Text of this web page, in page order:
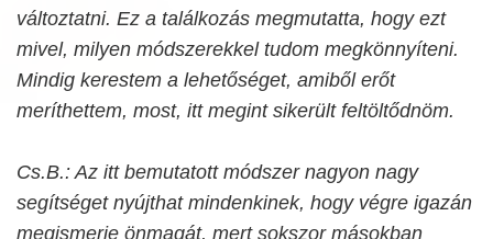
változtatni. Ez a találkozás megmutatta, hogy ezt
mivel, milyen módszerekkel tudom megkönnyíteni.
Mindig kerestem a lehetőséget, amiből erőt
meríthettem, most, itt megint sikerült feltöltődnöm.
Cs.B.: Az itt bemutatott módszer nagyon nagy
segítséget nyújthat mindenkinek, hogy végre igazán
megismerje önmagát, mert sokszor másokban